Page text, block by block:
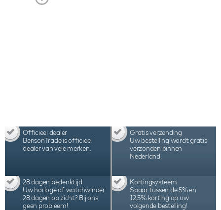
Officieel dealer
BensonTrade is officieel
dealer van vele merken.
Gratis verzending
Uw bestelling wordt gratis
verzonden binnen
Nederland.
28 dagen bedenktijd
Uw horloge of watchwinder
28 dagen op zicht? Bij ons
geen probleem!
Kortingsysteem
Spaar tussen de 5% en
12,5% korting op uw
volgende bestelling!